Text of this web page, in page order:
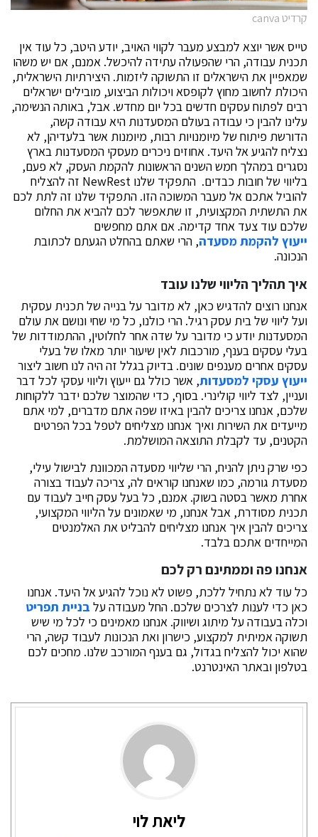
קרדיט canva
טייס אשר יוצא למבצע מעבר לקווי האויב, יודע היטב, כל עוד אין
תכנית עבודה, הרי שהפעולה עתידה להיכשל. אמנם, אם יש משהו
שמאפיין את הישראלים זו התשוקה ליזמות. היצירתיות הישראלית,
היכולת לחשוב מחוץ לקופסא ויכולות הביצוע, מובילים ישראלים
רבים לפתוח עסקים חדשים בכל יום מחדש. אבל, באותה הנשימה,
עלינו להבין כי עבודה בעולם המסעדנות היא עבודה קשה,
הדורשת פיתוח של מיומנויות רבות, מיומנות אשר בלעדיהן, לא
נצליח להגיע אל היעד. אחוזים ניכרים מעסקי המסעדנות בארץ
נסגרים במהלך חמש השנים הראשונות להקמת העסק, לא פעם,
בליווי של חובות כבדים. התפקיד שלנו NewRest זה להצליח
להוביל אתכם אל מעבר המשוכה הזו. התפקיד שלנו זה לתת לכם
את התשתית המקצועית, זו שתאפשר לכם להביא את החלום
שלכם עוד צעד אחד קדימה. אם אתם מחפשים
ייעוץ להקמת מסעדה, הרי שאתם בהחלט הגעתם לכתובת
הנכונה.
איך תהליך הליווי שלנו עובד
אנחנו רוצים להדגיש כאן, לא מדובר על בנייה של תכנית עסקית
ועל ליווי של בית עסק רגיל. הרי כולנו, כל מי שחי ונושם את עולם
המסעדנות יודע כי מדובר על שדה אחר לחלוטין, ההתמודדות של
בעלי עסקים בענף, מורכבות לאין שיעור יותר מאלו של בעלי
עסקים אחרים מענפים שונים. בדיוק בגלל זה היה לנו חשוב ליצור
ייעוץ עסקי למסעדות, אשר כולל גם ייעוץ וליווי עסקי לכל דבר
ועניין, לצד ליווי קולינרי. בסוף, כדי שהמוצר שלכם ידבר ללקוחות
שלכם, אנחנו צריכים להבין באיזו שפה אתם מדברים, למי אתם
מייעדים את השירות ואיך אנחנו מצליחים לטפל בכל הפרטים
הקטנים, עד לקבלת התוצאה המושלמת.
כפי שרק ניתן להניח, הרי שליווי מסעדה המכוונת לבישול עילי,
מסעדת גורמה, כמו שאנחנו קוראים לה, צריכה לעבוד בצורה
אחרת מאשר בסטה בשוק. אמנם, כל בעל עסק חייב לעבוד עם
תכנית מסודרת, אבל אנחנו, מי שאמונים על הליווי המקצועי,
צריכים להבין איך אנחנו מצליחים להבליט את האלמנטים
המייחדים אתכם בלבד.
אנחנו פה וממתינם רק לכם
כל עוד לא נתחיל ללכת, פשוט לא נוכל להגיע אל היעד. אנחנו
כאן כדי לענות לצרכים שלכם. החל מעבודה על בניית תפריט
וכלה בעבודה על מיתוג ושיווק. אנחנו מאמינים כי לכל מי שיש
תשוקה אמיתית למקצוע, כישרון ואת הנכונות לעבוד קשה, הרי
שהוא יכול להצליח בגדול, גם בענף המורכב שלנו. מחכים לכם
בטלפון ובאתר האינטרנט.
ליאת לוי